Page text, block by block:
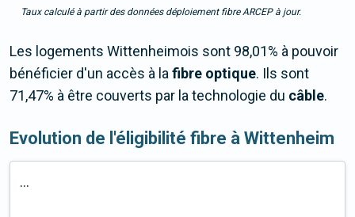
Taux calculé à partir des données déploiement fibre ARCEP à jour.
Les logements Wittenheimois sont 98,01% à pouvoir
bénéficier d'un accès à lafibre optique. Ils sont
71,47% à être couverts par la technologie du câble.
Evolution de l'éligibilité fibre à Wittenheim
...